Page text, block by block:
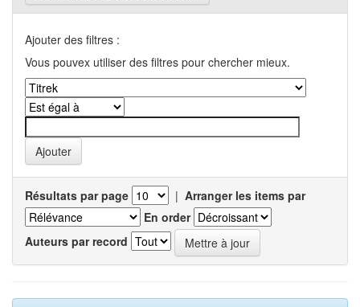
Ajouter des filtres :
Vous pouvex utiliser des filtres pour chercher mieux.
Résultats par page | Arranger les items par
En order
Auteurs par record